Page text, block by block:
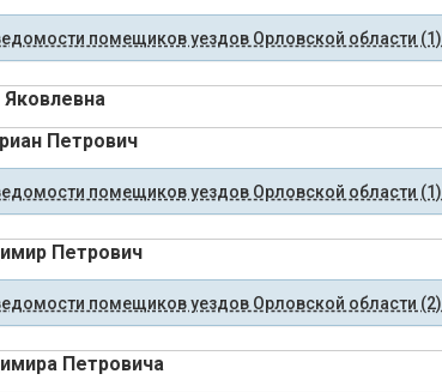
помещиков уездов Орловской области (1)
Петрович
помещиков уездов Орловской области (1)
Петрович
помещиков уездов Орловской области (2)
Петровича